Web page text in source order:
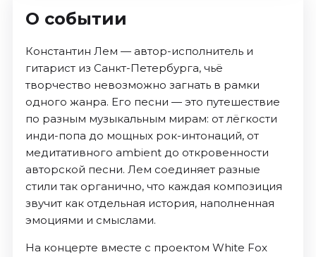
О событии
Константин Лем — автор-исполнитель и
гитарист из Санкт-Петербурга, чьё
творчество невозможно загнать в рамки
одного жанра. Его песни — это путешествие
по разным музыкальным мирам: от лёгкости
инди-попа до мощных рок-интонаций, от
медитативного ambient до откровенности
авторской песни. Лем соединяет разные
стили так органично, что каждая композиция
звучит как отдельная история, наполненная
эмоциями и смыслами.
На концерте вместе с проектом White Fox